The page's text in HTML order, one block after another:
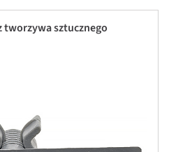
tworzywa sztucznego